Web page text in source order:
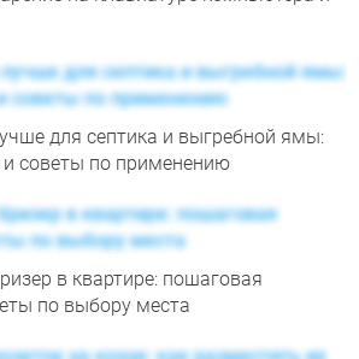
для септика и выгребной ямы:
и советы по применению
в квартире: пошаговая
по выбору места